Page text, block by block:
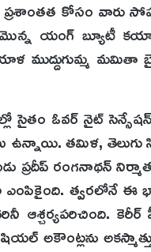
కోసం వారు
యంగ్ బ్యూటీ
ముద్దుగుమ్మ మమితా
సైతం ఓవర్ నైట్
ఉన్నాయి. తమిళ, తెలుగు
ప్రదీప్ రంగనాథన్
ఎంపికైంది. త్వరలోనే ఈ
ఆశ్చర్యపరిచింది. కెరీర్
అకౌంట్లను